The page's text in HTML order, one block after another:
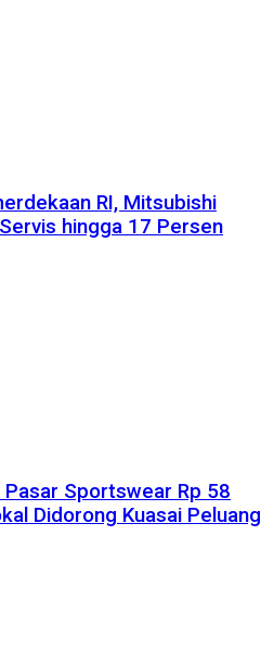
RI, Mitsubishi
hingga 17 Persen
Sportswear Rp 58
Didorong Kuasai Peluang